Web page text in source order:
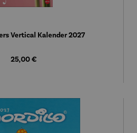
Vertical Kalender 2027
Regulärer Preis:
25,00 €